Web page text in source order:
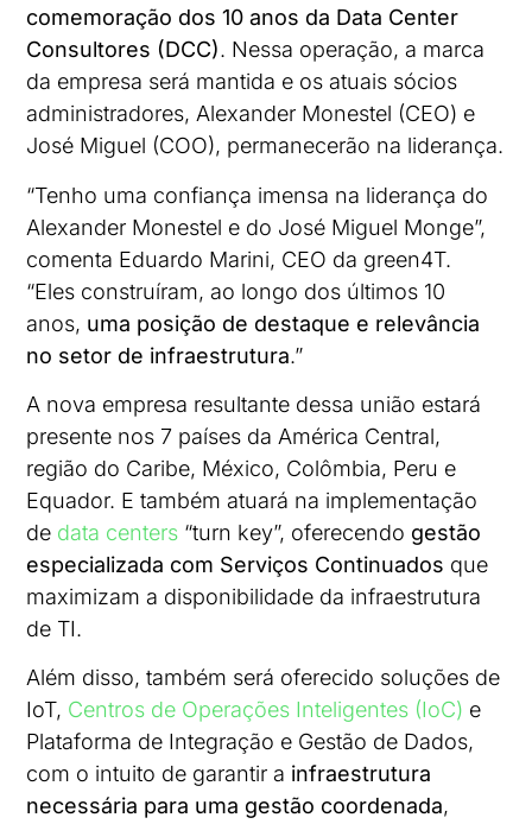
comemoração dos 10 anos da Data Center
Consultores (DCC). Nessa operação, a marca
da empresa será mantida e os atuais sócios
administradores, Alexander Monestel (CEO) e
José Miguel (COO), permanecerão na liderança.
“Tenho uma confiança imensa na liderança do
Alexander Monestel e do José Miguel Monge”,
comenta Eduardo Marini, CEO da green4T.
“Eles construíram, ao longo dos últimos 10
anos, uma posição de destaque e relevância
no setor de infraestrutura.”
A nova empresa resultante dessa união estará
presente nos 7 países da América Central,
região do Caribe, México, Colômbia, Peru e
Equador. E também atuará na implementação
de data centers “turn key”, oferecendo gestão
especializada com Serviços Continuados que
maximizam a disponibilidade da infraestrutura
de TI.
Além disso, também será oferecido soluções de
IoT, Centros de Operações Inteligentes (IoC) e
Plataforma de Integração e Gestão de Dados,
com o intuito de garantir a infraestrutura
necessária para uma gestão coordenada,